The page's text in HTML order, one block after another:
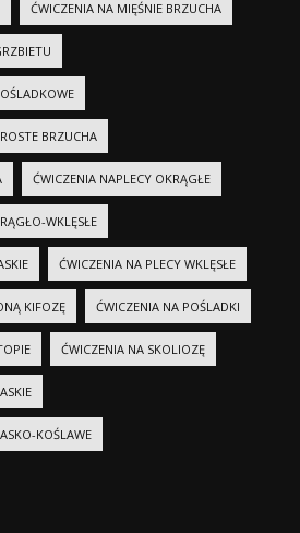
ĆWICZENIA NA MIĘŚNIE BRZUCHA
BRZUCHA
ĆWICZENIA NAPLECY OKRĄGŁE
WKLĘSŁE
ĆWICZENIA NA PLECY WKLĘSŁE
KIFOZĘ ĆWICZENIA NA POŚLADKI
ĆWICZENIA NA SKOLIOZĘ
KOŚLAWE